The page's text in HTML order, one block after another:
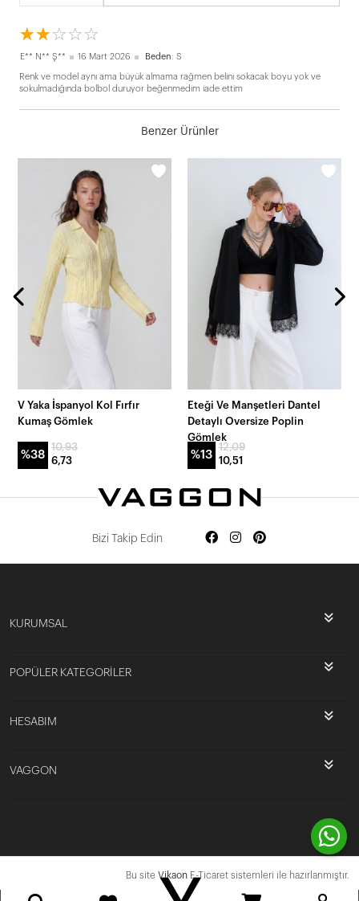
☆☆☆☆☆
★★★★★
E** N** Ş** 16 Mart 2026 Beden: S
Renk ve model aynı ama büyük almama rağmen belini sokacak boyu yok ve
sokulmadığında bolbol duruyor beğenmedim iade ettim
Benzer Ürünler
V Yaka İspanyol Kol Fırfır
Kumaş Gömlek
%38
10,93
6,73
Eteği Ve Manşetleri Dantel
Detaylı Oversize Poplin
Gömlek
%13
12,09
10,51
Bizi Takip Edin
KURUMSAL
POPÜLER KATEGORİLER
HESABIM
VAGGON
Bu site Vikaon E-Ticaret sistemleri ile hazırlanmıştır.